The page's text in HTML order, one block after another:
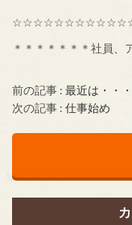
＊＊＊＊＊＊＊社員、
前の記事 : 最近は・・・
次の記事 : 仕事始め